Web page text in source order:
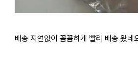
배송 지연없이 꼼꼼하게 빨리 배송 왔네